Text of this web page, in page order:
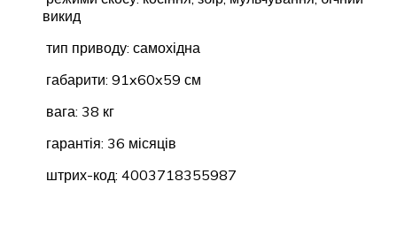
викид
тип приводу: самохідна
габарити: 91x60x59 см
вага: 38 кг
гарантія: 36 місяців
штрих-код: 4003718355987